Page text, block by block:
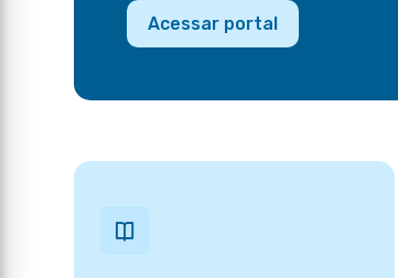
Acessar portal